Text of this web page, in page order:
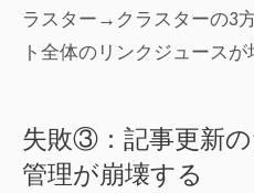
ラスター→クラスターの3
ト全体のリンクジュースが
失敗③：記事更新
管理が崩壊する